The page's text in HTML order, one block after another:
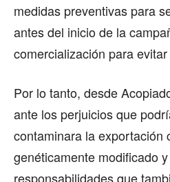
medidas preventivas para
antes del inicio de la
comercialización para
Por lo tanto, desde
ante los perjuicios que
contaminara la exportación
genéticamente modificado
responsabilidades que